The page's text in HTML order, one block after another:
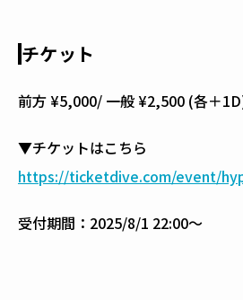
チケット
前方 ¥5,000/ 一般 ¥2,500 (各＋
▼チケットはこちら
https://ticketdive.com/event/
受付期間：2025/8/1 22:00〜